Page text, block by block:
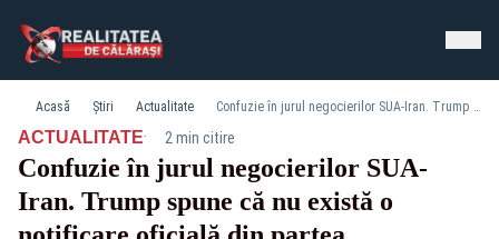
Acasă Știri Actualitate Confuzie în jurul negocierilor SUA-Iran. Trump spune că nu există o notificare oficială din partea Teheranului
ACTUALITATE· 2 min citire
Confuzie în jurul negocierilor SUA-
Iran. Trump spune că nu există o